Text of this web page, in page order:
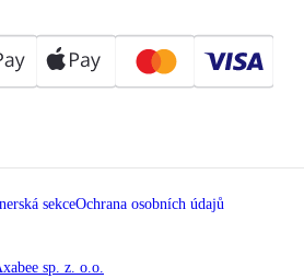
sekceOchrana osobních údajů
sp. z. o.o.